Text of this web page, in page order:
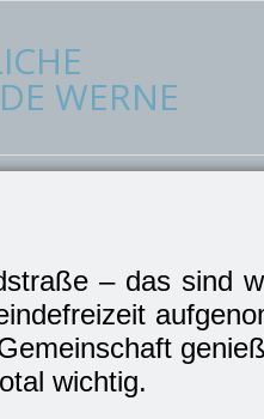
WERNE
– das sind
wichtig.